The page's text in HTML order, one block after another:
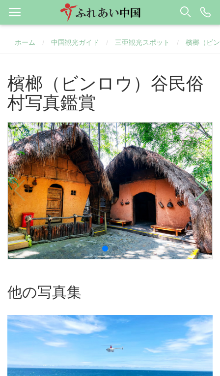
ホーム / 中国観光ガイド / 三亜観光スポット / 檳榔（ビ
檳榔（ビンロウ）谷民俗
村写真鑑賞
他の写真集